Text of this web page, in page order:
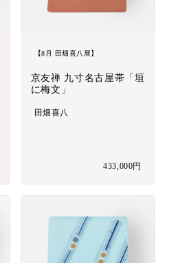
【8月 田畑喜八展】
京友禅 九寸名古屋帯「垣
に梅文」
田畑喜八
433,000円